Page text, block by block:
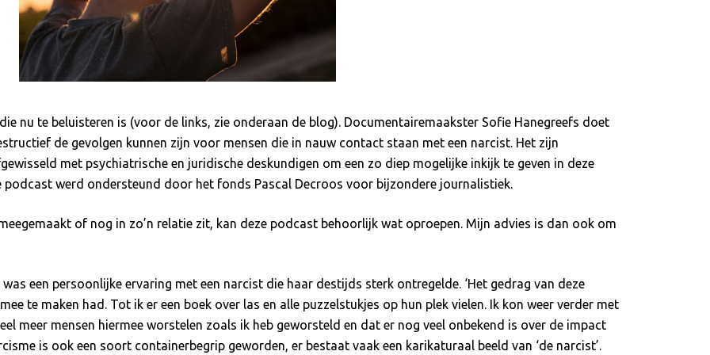
nu te beluisteren is (voor de links, zie onderaan de blog). Documentairemaakster Sofie Hanegreefs doet
de gevolgen kunnen zijn voor mensen die in nauw contact staan met een narcist. Het zijn
met psychiatrische en juridische deskundigen om een zo diep mogelijke inkijk te geven in deze
podcast werd ondersteund door het fonds Pascal Decroos voor bijzondere journalistiek.
of nog in zo’n relatie zit, kan deze podcast behoorlijk wat oproepen. Mijn advies is dan ook om
een persoonlijke ervaring met een narcist die haar destijds sterk ontregelde. ‘Het gedrag van deze
te maken had. Tot ik er een boek over las en alle puzzelstukjes op hun plek vielen. Ik kon weer verder met
meer mensen hiermee worstelen zoals ik heb geworsteld en dat er nog veel onbekend is over de impact
is ook een soort containerbegrip geworden, er bestaat vaak een karikaturaal beeld van ‘de narcist’.